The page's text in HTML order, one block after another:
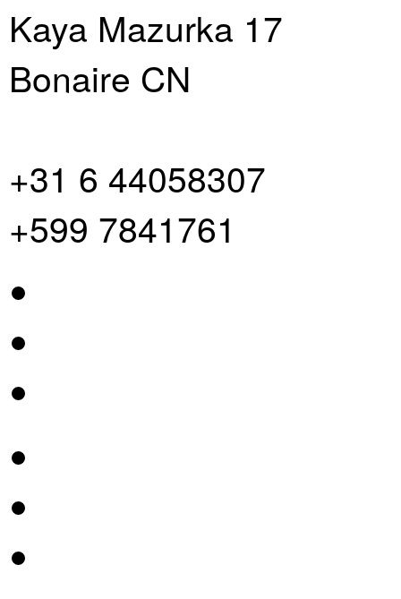
Kaya Mazurka 17
Bonaire CN
+31 6 44058307
+599 7841761